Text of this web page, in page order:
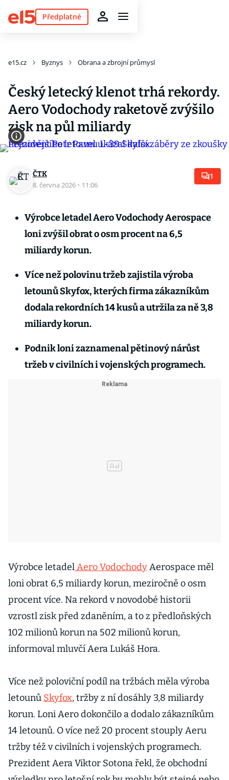
Předplatné
e15.cz Byznys Obrana a zbrojní průmysl
Český letecký klenot trhá rekordy.
Aero Vodochody raketově zvýšilo
zisk na půl miliardy
ČTK
8. června 2026 · 11:06
1
Výrobce letadel Aero Vodochody Aerospace
loni zvýšil obrat o osm procent na 6,5
miliardy korun.
Více než polovinu tržeb zajistila výroba
letounů Skyfox, kterých firma zákazníkům
dodala rekordních 14 kusů a utržila za ně 3,8
miliardy korun.
Podnik loni zaznamenal pětinový nárůst
tržeb v civilních i vojenských programech.
Výrobce letadelAero VodochodyAerospace měl
loni obrat 6,5 miliardy korun, meziročně o osm
procent více. Na rekord v novodobé historii
vzrostl zisk před zdaněním, a to z předloňských
102 milionů korun na 502 milionů korun,
informoval mluvčí Aera Lukáš Hora.
Více než poloviční podíl na tržbách měla výroba
letounů Skyfox, tržby z ní dosáhly 3,8 miliardy
korun. Loni Aero dokončilo a dodalo zákazníkům
14 letounů. O více než 20 procent stouply Aeru
tržby též v civilních i vojenských programech.
Prezident Aera Viktor Sotona řekl, že obchodní